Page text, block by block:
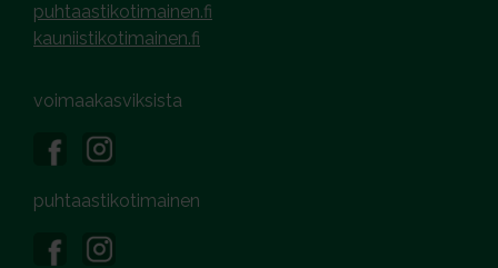
puhtaastikotimainen.fi
kauniistikotimainen.fi
voimaakasviksista
puhtaastikotimainen